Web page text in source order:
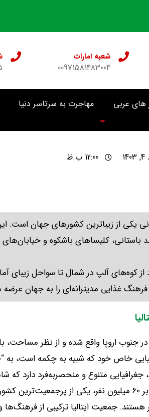
شعبه امارات
00971581483004
های عربی مهاجرت به سرتاسر دنیا
12:00 ب.ظ
یکی از زیباترین کشورهای جهان است.
باستانی، کلیساهای باشکوه و
کوه‌های آلپ در شمال تا سواحل زیبای
فرهنگ غذایی مدیترانه‌ای را به جهان
در جنوب اروپا واقع شده و از نظر
خاص خود که شبیه به چکمه است، به “
جغرافیایی متنوع و منحصربه‌فرد دارد
میلیون نفر، یکی از پرجمعیت‌ترین
هستند. جمعیت ایتالیا ترکیبی از